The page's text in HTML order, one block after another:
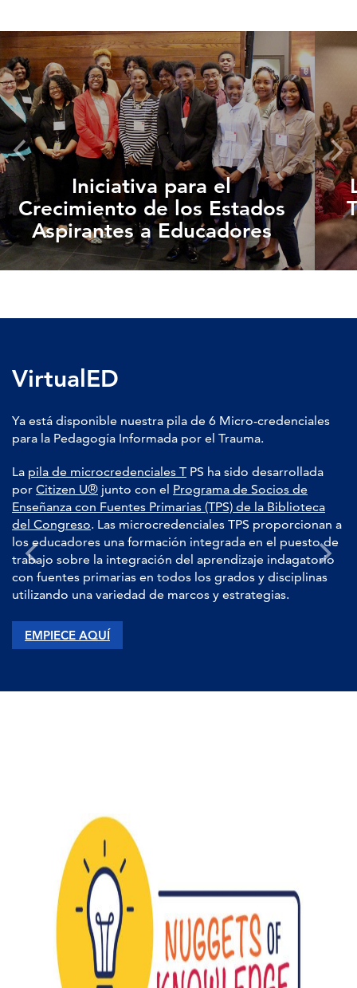
Iniciativa para el
Crecimiento de los Estados
Aspirantes a Educadores
VirtualED
Ya está disponible nuestra pila de 6 Micro-credenciales
para la Pedagogía Informada por el Trauma.
La pila de microcredenciales T PS ha sido desarrollada
por Citizen U® junto con el Programa de Socios de
Enseñanza con Fuentes Primarias (TPS) de la Biblioteca
del Congreso. Las microcredenciales TPS proporcionan a
los educadores una formación integrada en el puesto de
trabajo sobre la integración del aprendizaje indagatorio
con fuentes primarias en todos los grados y disciplinas
utilizando una variedad de marcos y estrategias.
EMPIECE AQUÍ